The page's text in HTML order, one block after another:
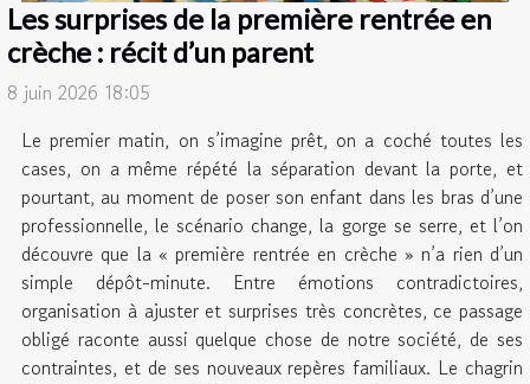
Les surprises de la première rentrée en
crèche : récit d’un parent
8 juin 2026 18:05
Le premier matin, on s’imagine prêt, on a coché toutes les
cases, on a même répété la séparation devant la porte, et
pourtant, au moment de poser son enfant dans les bras d’une
professionnelle, le scénario change, la gorge se serre, et l’on
découvre que la « première rentrée en crèche » n’a rien d’un
simple dépôt-minute. Entre émotions contradictoires,
organisation à ajuster et surprises très concrètes, ce passage
obligé raconte aussi quelque chose de notre société, de ses
contraintes, et de ses nouveaux repères familiaux. Le chagrin